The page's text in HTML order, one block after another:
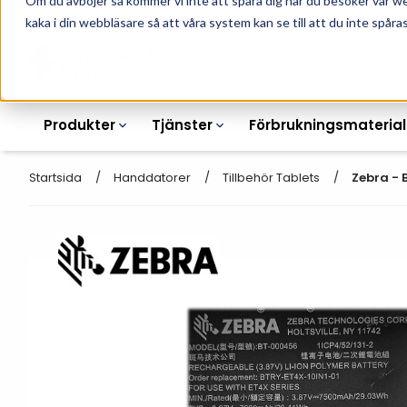
kaka i din webbläsare så att våra system kan se till att du inte
010-162 61 90
Produkter
Etikettskrivare
Armbandsskrivare
Färgband
Transportetiketter
Kvittorullar
Tjänster
Otryckta
Laseretikett_A4
Plastlister för hyllkanter
Förbrukningsmaterial
Startsida Handdatorer Tillbehör Tablets Zebra -